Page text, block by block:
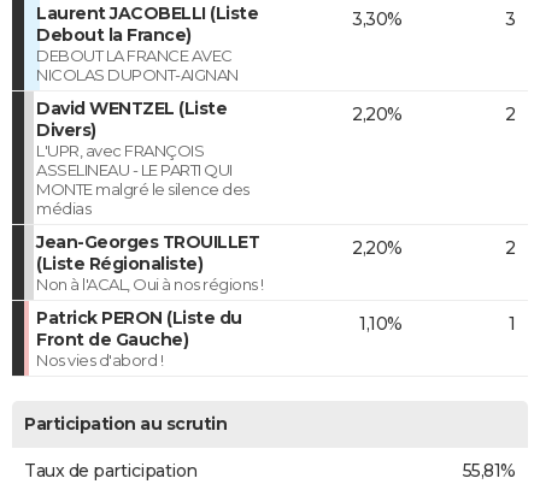
Laurent JACOBELLI (Liste
Debout la France)
DEBOUT LA FRANCE AVEC
NICOLAS DUPONT-AIGNAN
3,30% 3
David WENTZEL (Liste
Divers)
L'UPR, avec FRANÇOIS
ASSELINEAU - LE PARTI QUI
MONTE malgré le silence des
médias
2,20% 2
Jean-Georges TROUILLET
(Liste Régionaliste)
Non à l'ACAL, Oui à nos régions !
2,20% 2
Patrick PERON (Liste du
Front de Gauche)
Nos vies d'abord !
1,10% 1
Participation au scrutin
Taux de participation 55,81%